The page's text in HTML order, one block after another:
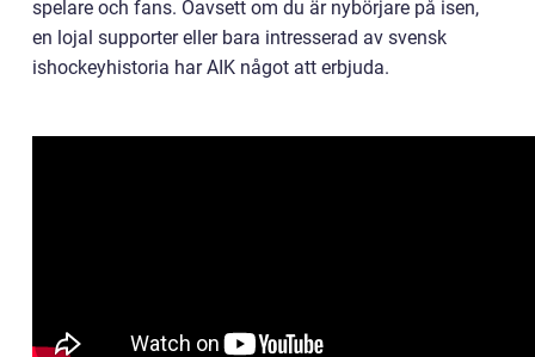
spelare och fans. Oavsett om du är nybörjare på isen,
en lojal supporter eller bara intresserad av svensk
ishockeyhistoria har AIK något att erbjuda.